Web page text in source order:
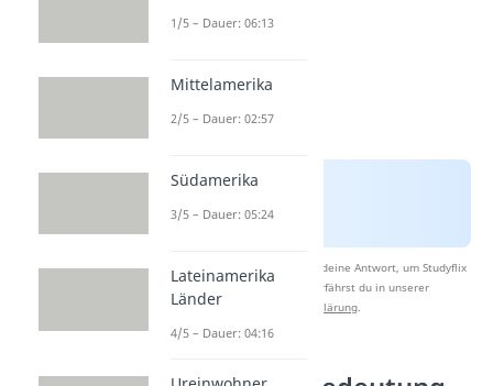
Nach Beantwortung speichern wir deine Antwort, um Studyflix
zu verbessern. Mehr dazu erfährst du in unserer
Datenschutzerklärung.
1/5 – Dauer: 06:13
Mittelamerika
2/5 – Dauer: 02:57
Südamerika
3/5 – Dauer: 05:24
Lateinamerika
Länder
4/5 – Dauer: 04:16